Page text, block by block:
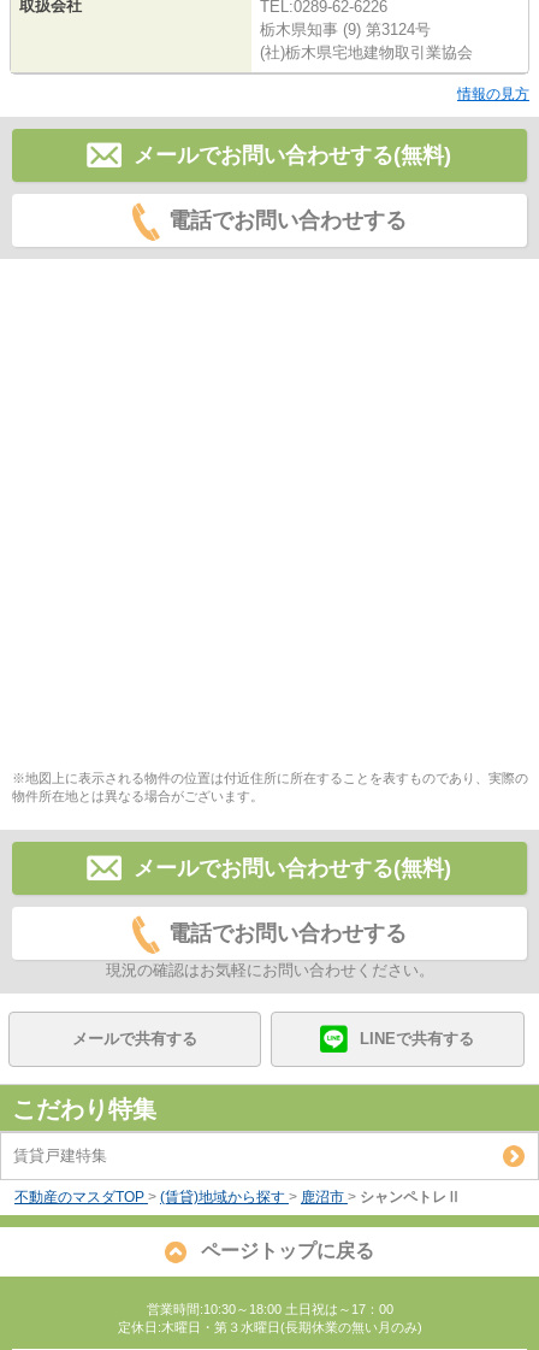
取扱会社
TEL:0289-62-6226
栃木県知事 (9) 第3124号
(社)栃木県宅地建物取引業協会
情報の見方
メールでお問い合わせする(無料)
電話でお問い合わせする
※地図上に表示される物件の位置は付近住所に所在することを表すものであり、実際の
物件所在地とは異なる場合がございます。
メールでお問い合わせする(無料)
電話でお問い合わせする
現況の確認はお気軽にお問い合わせください。
メールで共有する LINEで共有する
こだわり特集
賃貸戸建特集
不動産のマスダTOP > (賃貸)地域から探す > 鹿沼市 > シャンペトレⅡ
ページトップに戻る
営業時間:10:30～18:00 土日祝は～17：00
定休日:木曜日・第３水曜日(長期休業の無い月のみ)